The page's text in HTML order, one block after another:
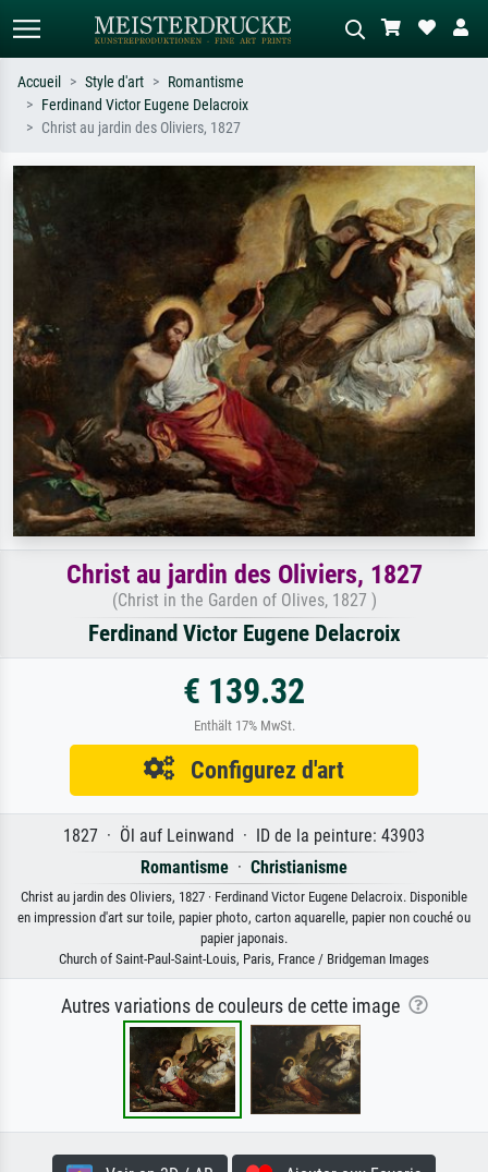
Recherche standard
impressionnisme, vague de Hokusai,
abstrait avec beaucoup de rouge,
tableau sombre, nu debout près d'un
arbre.
Accueil Style d'art
Romantisme
Ferdinand Victor Eugene Delacroix
Christ au jardin des Oliviers, 1827
Christ au jardin des Oliviers, 1827
(Christ in the Garden of Olives, 1827 )
Ferdinand Victor Eugene Delacroix
€ 139.32
Enthält 17% MwSt.
Configurez d'art
1827 · Öl auf Leinwand · ID de la peinture: 43903
Romantisme · Christianisme
Christ au jardin des Oliviers, 1827 · Ferdinand Victor Eugene Delacroix. Disponible
en impression d'art sur toile, papier photo, carton aquarelle, papier non couché ou
papier japonais.
Church of Saint-Paul-Saint-Louis, Paris, France / Bridgeman Images
Autres variations de couleurs de cette image